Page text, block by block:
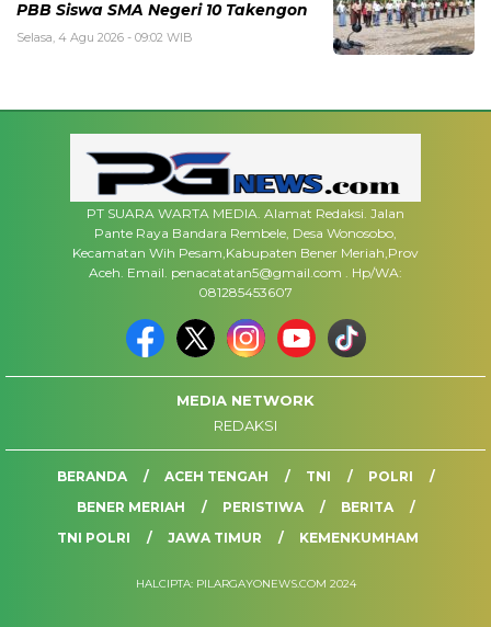
PBB Siswa SMA Negeri 10 Takengon
Selasa, 4 Agu 2026 - 09:02 WIB
PT SUARA WARTA MEDIA. Alamat Redaksi. Jalan
Pante Raya Bandara Rembele, Desa Wonosobo,
Kecamatan Wih Pesam,Kabupaten Bener Meriah,Prov
Aceh. Email. penacatatan5@gmail.com . Hp/WA:
081285453607
MEDIA NETWORK
REDAKSI
BERANDA ACEH TENGAH TNI
POLRI
BENER MERIAH
PERISTIWA
BERITA
TNI POLRI
JAWA TIMUR KEMENKUMHAM
HALCIPTA: PILARGAYONEWS.COM 2024